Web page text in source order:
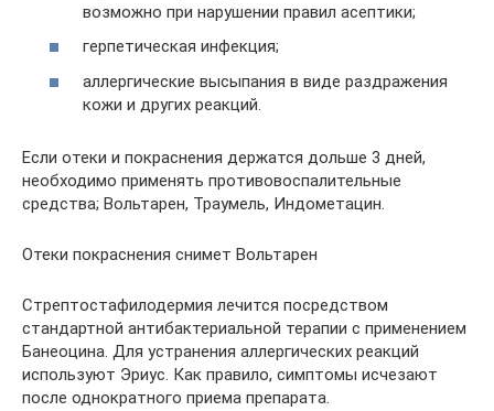
возможно при нарушении правил асептики;
герпетическая инфекция;
аллергические высыпания в виде раздражения
кожи и других реакций.
Если отеки и покраснения держатся дольше 3 дней,
необходимо применять противовоспалительные
средства; Вольтарен, Траумель, Индометацин.
Отеки покраснения снимет Вольтарен
Стрептостафилодермия лечится посредством
стандартной антибактериальной терапии с применением
Банеоцина. Для устранения аллергических реакций
используют Эриус. Как правило, симптомы исчезают
после однократного приема препарата.